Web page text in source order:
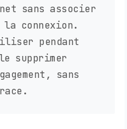
sans associer
connexion.
pendant
supprimer
sans